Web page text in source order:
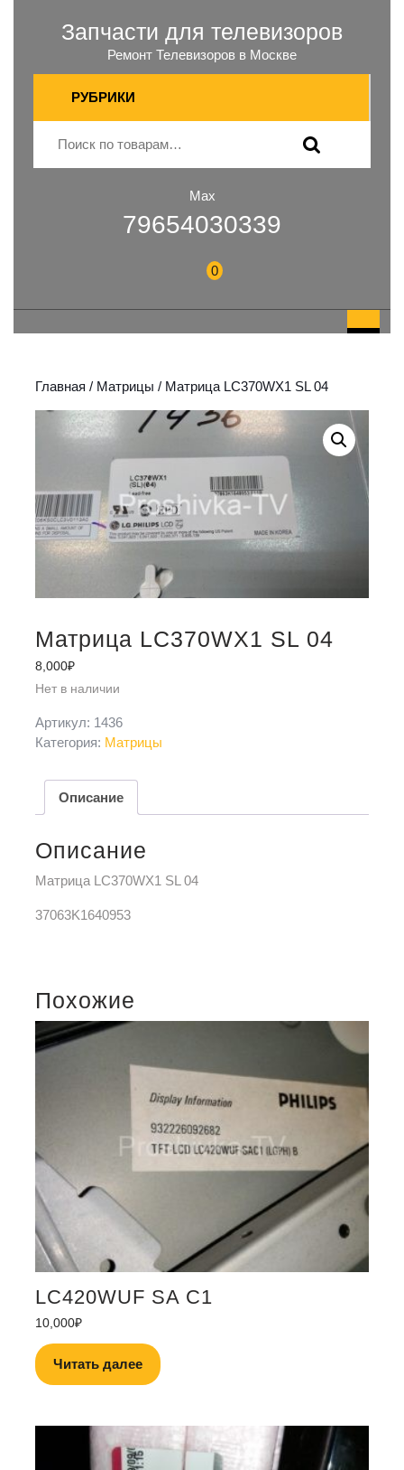
Запчасти для телевизоров
Ремонт Телевизоров в Москве
РУБРИКИ
Max
79654030339
0
Главная / Матрицы / Матрица LC370WX1 SL 04
Матрица LC370WX1 SL 04
8,000₽
Нет в наличии
Артикул: 1436
Категория: Матрицы
Описание
Описание
Матрица LC370WX1 SL 04
37063K1640953
Похожие
LC420WUF SA C1
10,000₽
Читать далее